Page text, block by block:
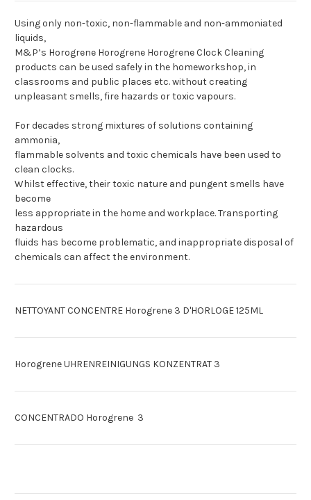
Using only non-toxic, non-flammable and non-ammoniated
liquids,
M&P’s Horogrene Horogrene Horogrene Clock Cleaning
products can be used safely in the homeworkshop, in
classrooms and public places etc. without creating
unpleasant smells, fire hazards or toxic vapours.
For decades strong mixtures of solutions containing
ammonia,
flammable solvents and toxic chemicals have been used to
clean clocks.
Whilst effective, their toxic nature and pungent smells have
become
less appropriate in the home and workplace. Transporting
hazardous
fluids has become problematic, and inappropriate disposal of
chemicals can affect the environment.
NETTOYANT CONCENTRE Horogrene 3 D'HORLOGE 125ML
Horogrene UHRENREINIGUNGS KONZENTRAT 3
CONCENTRADO Horogrene 3